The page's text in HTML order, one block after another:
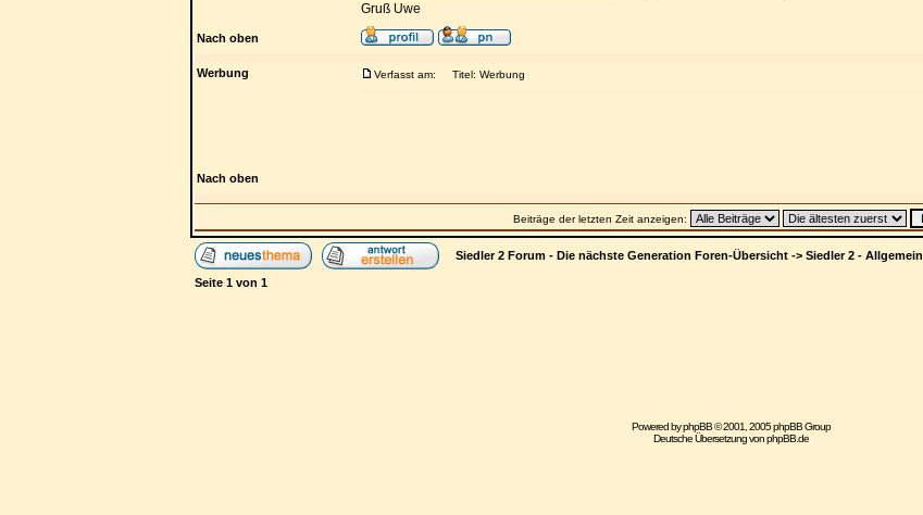
Gruß Uwe
Nach oben
Werbung Verfasst am: Titel: Werbung
Nach oben
Beiträge der letzten Zeit anzeigen:
Siedler 2 Forum - Die nächste Generation Foren-Übersicht -> Siedler 2 - Allgemein
Seite 1 von 1
Powered byphpBB© 2001, 2005 phpBB Group
Deutsche Übersetzung vonphpBB.de